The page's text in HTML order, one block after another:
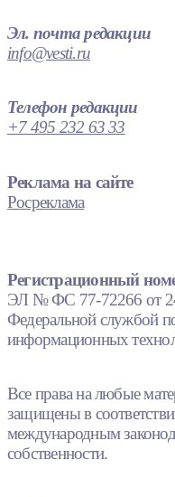
Эл. почта редакции
info@vesti.ru
Телефон редакции
+7 495 232 63 33
Реклама на сайте
Росреклама
Регистрационный
ЭЛ № ФС 77-72266 от
Федеральной службой
информационных
Все права на любые
защищены в
международным
собственности.